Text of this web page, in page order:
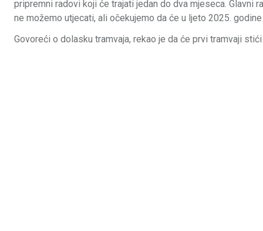
pripremni radovi koji će trajati jedan do dva mjeseca. Glavni
ne možemo utjecati, ali očekujemo da će u ljeto 2025.
Govoreći o dolasku tramvaja, rekao je da će prvi tramvaji